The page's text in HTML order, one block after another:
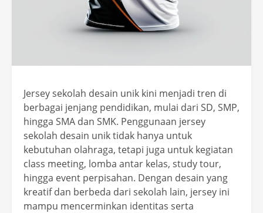
Jersey sekolah desain unik kini menjadi tren di
berbagai jenjang pendidikan, mulai dari SD, SMP,
hingga SMA dan SMK. Penggunaan jersey
sekolah desain unik tidak hanya untuk
kebutuhan olahraga, tetapi juga untuk kegiatan
class meeting, lomba antar kelas, study tour,
hingga event perpisahan. Dengan desain yang
kreatif dan berbeda dari sekolah lain, jersey ini
mampu mencerminkan identitas serta